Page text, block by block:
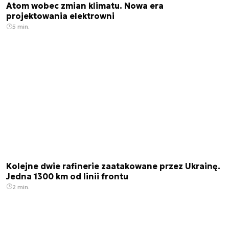
Atom wobec zmian klimatu. Nowa era
projektowania elektrowni
5 min.
Kolejne dwie rafinerie zaatakowane przez Ukrainę.
Jedna 1300 km od linii frontu
2 min.